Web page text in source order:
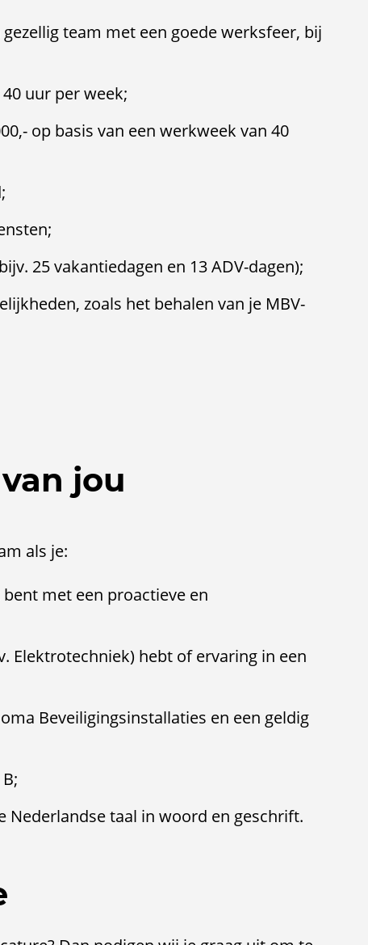
team met een goede werksfeer, bij
uur per week;
op basis van een werkweek van 40
25 vakantiedagen en 13 ADV-dagen);
zoals het behalen van je MBV-
jou
als je:
met een proactieve en
Elektrotechniek) hebt of ervaring in een
Beveiligingsinstallaties en een geldig
Nederlandse taal in woord en geschrift.